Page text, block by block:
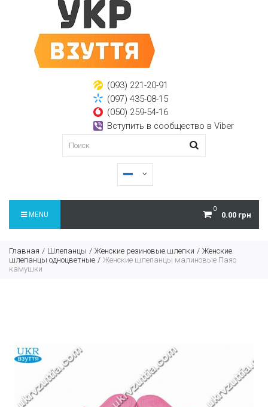
(093) 221-20-91
(097) 435-08-15
(050) 259-54-16
Вступить в сообщество в Viber
0
0.00 грн
MENU
Главная Шлепанцы Женские резиновые шлепки
Женские
шлепанцы одноцветные
Женские шлепанцы малиновые Паяс
камушки